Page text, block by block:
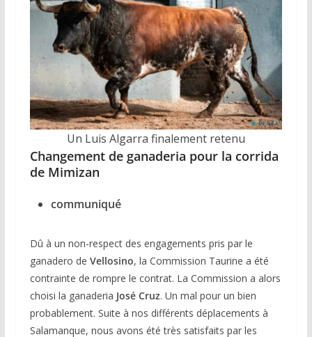
Un Luis Algarra finalement retenu
Changement de ganaderia pour la corrida
de Mimizan
communiqué
Dû à un non-respect des engagements pris par le
ganadero de Vellosino, la Commission Taurine a été
contrainte de rompre le contrat. La Commission a alors
choisi la ganaderia José Cruz. Un mal pour un bien
probablement. Suite à nos différents déplacements à
Salamanque, nous avons été très satisfaits par les